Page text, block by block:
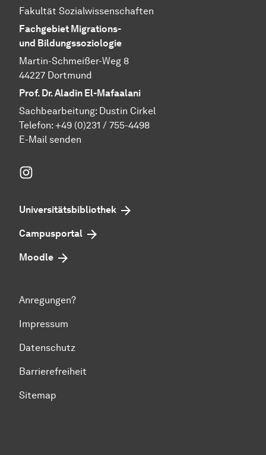
Fakultät Sozialwissenschaften
Fachgebiet Migrations-
und Bildungssoziologie
Martin-Schmeißer-Weg 8
44227 Dortmund
Prof. Dr. Aladin El-Mafaalani
Sachbearbeitung: Dustin Cirkel
Telefon: +49 (0)231 / 755-4498
E-Mail senden
Universitätsbibliothek
Campusportal
Moodle
Anregungen?
Impressum
Datenschutz
Barrierefreiheit
Sitemap